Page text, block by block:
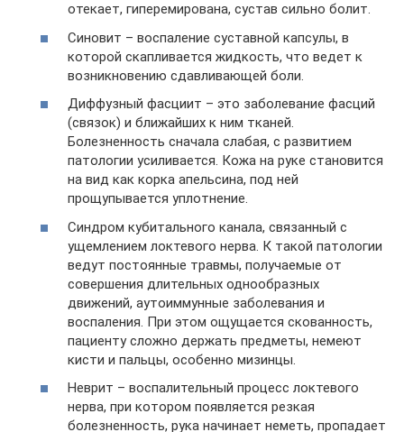
отекает, гиперемирована, сустав сильно болит.
Синовит – воспаление суставной капсулы, в
которой скапливается жидкость, что ведет к
возникновению сдавливающей боли.
Диффузный фасциит – это заболевание фасций
(связок) и ближайших к ним тканей.
Болезненность сначала слабая, с развитием
патологии усиливается. Кожа на руке становится
на вид как корка апельсина, под ней
прощупывается уплотнение.
Синдром кубитального канала, связанный с
ущемлением локтевого нерва. К такой патологии
ведут постоянные травмы, получаемые от
совершения длительных однообразных
движений, аутоиммунные заболевания и
воспаления. При этом ощущается скованность,
пациенту сложно держать предметы, немеют
кисти и пальцы, особенно мизинцы.
Неврит – воспалительный процесс локтевого
нерва, при котором появляется резкая
болезненность, рука начинает неметь, пропадает